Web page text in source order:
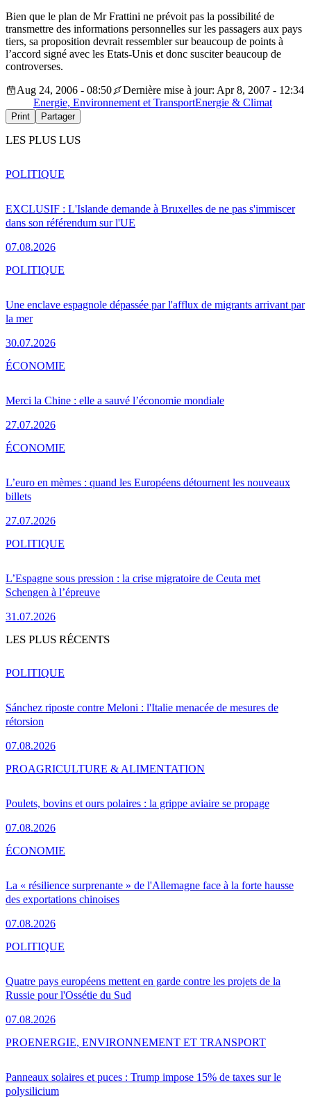
Bien que le plan de Mr Frattini ne prévoit pas la possibilité de
transmettre des informations personnelles sur les passagers aux pays
tiers, sa proposition devrait ressembler sur beaucoup de points à
l’accord signé avec les Etats-Unis et donc susciter beaucoup de
controverses.
Aug 24, 2006 - 08:50
Dernière mise à jour: Apr 8, 2007 - 12:34
Energie, Environnement et TransportEnergie & Climat
Print Partager
LES PLUS LUS
EXCLUSIF : L'Islande demande à Bruxelles de ne pas s'immiscer
dans son référendum sur l'UE
07.08.2026
POLITIQUE
Une enclave espagnole dépassée par l'afflux de migrants arrivant par
la mer
30.07.2026
POLITIQUE
Merci la Chine : elle a sauvé l’économie mondiale
27.07.2026
ÉCONOMIE
L’euro en mèmes : quand les Européens détournent les nouveaux
billets
27.07.2026
ÉCONOMIE
L’Espagne sous pression : la crise migratoire de Ceuta met
Schengen à l’épreuve
31.07.2026
POLITIQUE
LES PLUS RÉCENTS
Sánchez riposte contre Meloni : l'Italie menacée de mesures de
rétorsion
07.08.2026
POLITIQUE
Poulets, bovins et ours polaires : la grippe aviaire se propage
07.08.2026
PROAGRICULTURE & ALIMENTATION
La « résilience surprenante » de l'Allemagne face à la forte hausse
des exportations chinoises
07.08.2026
ÉCONOMIE
Quatre pays européens mettent en garde contre les projets de la
Russie pour l'Ossétie du Sud
07.08.2026
POLITIQUE
Panneaux solaires et puces : Trump impose 15% de taxes sur le
polysilicium
PROENERGIE, ENVIRONNEMENT ET TRANSPORT